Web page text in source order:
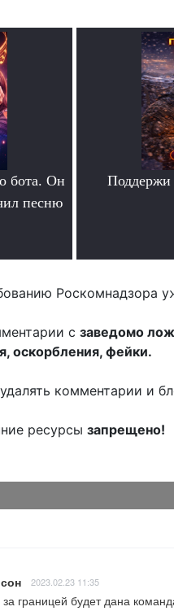
бота. Он
песню
Поддержи
Роскомнадзора
с заведомо
оскорбления, фейки.
комментарии и
ресурсы запрещено!
2023.02.23 11:35
границей будет дана